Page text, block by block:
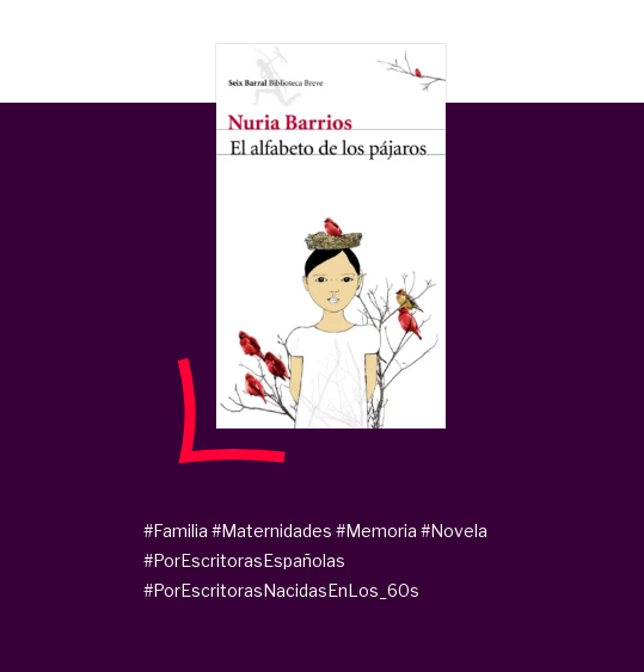
#Familia #Maternidades #Memoria #Novela
#PorEscritorasEspañolas
#PorEscritorasNacidasEnLos_60s